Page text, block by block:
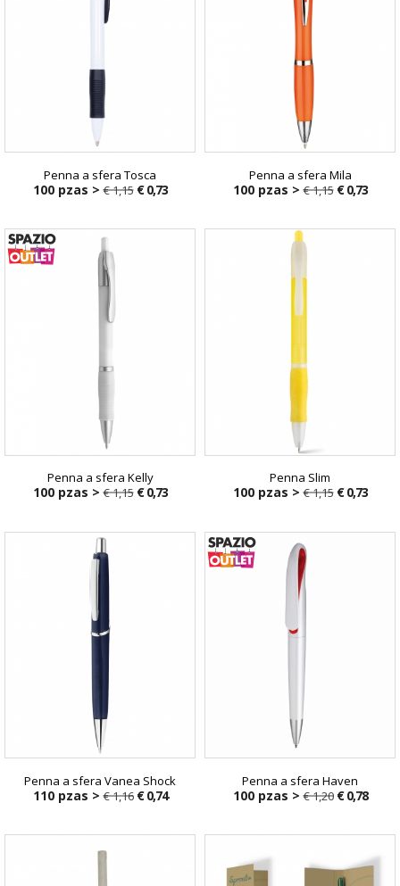
Penna a sfera Tosca
100 pzas >€ 1,15 € 0,73
Penna a sfera Mila
100 pzas >€ 1,15 € 0,73
Penna a sfera Kelly
100 pzas >€ 1,15 € 0,73
Penna Slim
100 pzas >€ 1,15 € 0,73
Penna a sfera Vanea Shock
110 pzas >€ 1,16 € 0,74
Penna a sfera Haven
100 pzas >€ 1,20 € 0,78